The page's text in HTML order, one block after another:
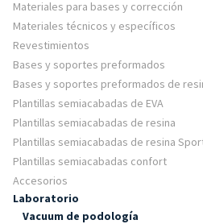
Materiales para bases y corrección
Materiales técnicos y específicos
Revestimientos
Bases y soportes preformados
Bases y soportes preformados de
Plantillas semiacabadas de EVA
Plantillas semiacabadas de resina
Plantillas semiacabadas de resina
Plantillas semiacabadas confort
Accesorios
Laboratorio
Vacuum de podología